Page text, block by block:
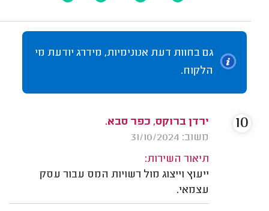
גם בחוות דעת אנונימיות, מידרג יודעת מי
הלקוח.
ירדן ברוקס, כפר סבא.
משוב: 31/10/2024
תיאור השירות:
ייעוץ וייצוג מול רשויות המס עבור עסק
עצמאי.
10